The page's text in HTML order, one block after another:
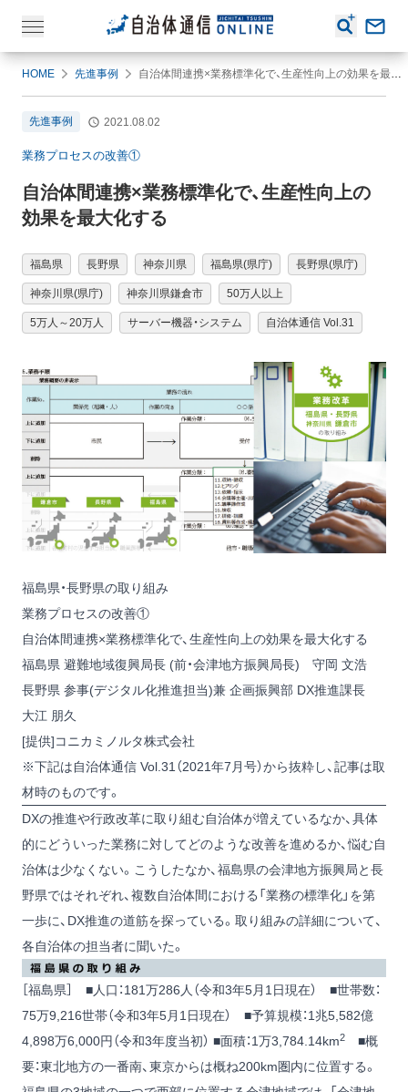
HOME 先進事例 自治体間連携×業務標準化で、生産性向上の効果を最大化する
先進事例 2021.08.02
業務プロセスの改善①
自治体間連携×業務標準化で、生産性向上の
効果を最大化する
福島県 長野県 神奈川県 福島県(県庁) 長野県(県庁)
神奈川県(県庁) 神奈川県鎌倉市 50万人以上
5万人～20万人 サーバー機器・システム 自治体通信 Vol.31
福島県・長野県の取り組み
業務プロセスの改善①
自治体間連携×業務標準化で、生産性向上の効果を最大化する
福島県 避難地域復興局長 (前・会津地方振興局長) 守岡 文浩
長野県 参事(デジタル化推進担当)兼 企画振興部 DX推進課長
大江 朋久
[提供]コニカミノルタ株式会社
※下記は自治体通信 Vol.31（2021年7月号）から抜粋し、記事は取
材時のものです。
DXの推進や行政改革に取り組む自治体が増えているなか、具体
的にどういった業務に対してどのような改善を進めるか、悩む自
治体は少なくない。こうしたなか、福島県の会津地方振興局と長
野県ではそれぞれ、複数自治体間における「業務の標準化」を第
一歩に、DX推進の道筋を探っている。取り組みの詳細について、
各自治体の担当者に聞いた。
［福島県］ ■人口：181万286人（令和3年5月1日現在） ■世帯数：
75万9,216世帯（令和3年5月1日現在） ■予算規模：1兆5,582億
4,898万6,000円（令和3年度当初） ■面積：1万3,784.14km2
■概
要：東北地方の一番南、東京からは概ね200km圏内に位置する。